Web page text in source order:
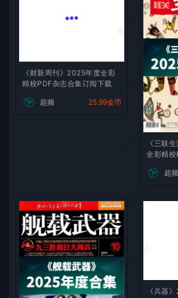
《财新周刊》2025年度全彩
精校PDF杂志合集订阅下载
超频 25.99金币
《三联
全彩精校
超频
《兵器
微刊杂志社
微刊杂志社
微刊杂志社
微刊杂志社
微刊杂志社